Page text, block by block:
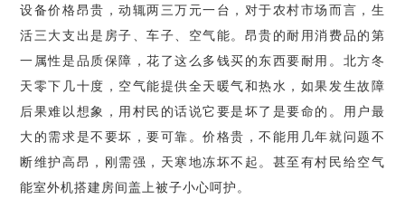
设备价格昂贵，动辄两三万元一台，对于农村市场而言，生
活三大支出是房子、车子、空气能。昂贵的耐用消费品的第
一属性是品质保障，花了这么多钱买的东西要耐用。北方冬
天零下几十度，空气能提供全天暖气和热水，如果发生故障
后果难以想象，用村民的话说它要是坏了是要命的。用户最
大的需求是不要坏，要可靠。价格贵，不能用几年就问题不
断维护高昂，刚需强，天寒地冻坏不起。甚至有村民给空气
能室外机搭建房间盖上被子小心呵护。